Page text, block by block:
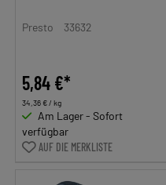
Presto 33632
5,84 €*
34,36 € / kg
Am Lager - Sofort
verfügbar
AUF DIE MERKLISTE